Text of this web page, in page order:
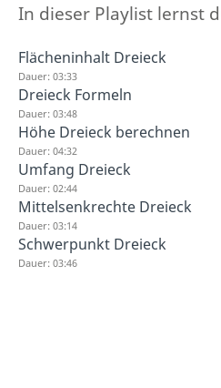
In dieser Playlist lernst
Flächeninhalt Dreieck
Dauer: 03:33
Dreieck Formeln
Dauer: 03:48
Höhe Dreieck berechnen
Dauer: 04:32
Umfang Dreieck
Dauer: 02:44
Mittelsenkrechte Dreieck
Dauer: 03:14
Schwerpunkt Dreieck
Dauer: 03:46